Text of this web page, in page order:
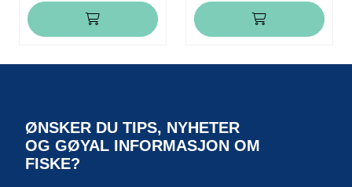
ØNSKER DU TIPS, NYHETER
OG GØYAL INFORMASJON OM
FISKE?